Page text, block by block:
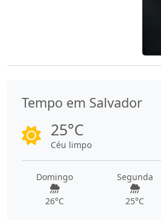
Tempo em Salvador
25°C
Céu limpo
Domingo
26°C
Segunda
25°C